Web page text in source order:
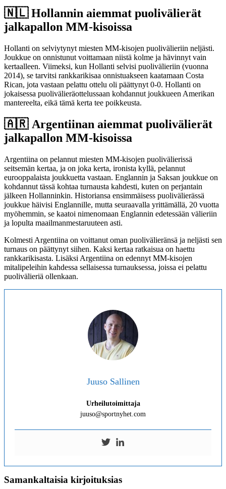
🇳🇱 Hollannin aiemmat puolivälierät
jalkapallon MM-kisoissa
Hollanti on selviytynyt miesten MM-kisojen puolivälieriin neljästi.
Joukkue on onnistunut voittamaan niistä kolme ja hävinnyt vain
kertaalleen. Viimeksi, kun Hollanti selvisi puolivälieriin (vuonna
2014), se tarvitsi rankkarikisaa onnistuakseen kaatamaan Costa
Rican, jota vastaan pelattu ottelu oli päättynyt 0-0. Hollanti on
jokaisessa puolivälieräottelussaan kohdannut joukkueen Amerikan
mantereelta, eikä tämä kerta tee poikkeusta.
🇦🇷 Argentiinan aiemmat puolivälierät
jalkapallon MM-kisoissa
Argentiina on pelannut miesten MM-kisojen puolivälierissä
seitsemän kertaa, ja on joka kerta, ironista kyllä, pelannut
eurooppalaista joukkuetta vastaan. Englannin ja Saksan joukkue on
kohdannut tässä kohtaa turnausta kahdesti, kuten on perjantain
jälkeen Hollanninkin. Historiansa ensimmäisess puolivälierässä
joukkue häivisi Englannille, mutta seuraavalla yrittämällä, 20 vuotta
myöhemmin, se kaatoi nimenomaan Englannin edetessään välieriin
ja lopulta maailmanmestaruuteen asti.
Kolmesti Argentiina on voittanut oman puolivälieränsä ja neljästi sen
turnaus on päättynyt siihen. Kaksi kertaa ratkaisua on haettu
rankkarikisasta. Lisäksi Argentiina on edennyt MM-kisojen
mitalipeleihin kahdessa sellaisessa turnauksessa, joissa ei pelattu
puolivälieriä ollenkaan.
Juuso Sallinen
Urheilutoimittaja
juuso@sportnyhet.com
Samankaltaisia kirjoituksias